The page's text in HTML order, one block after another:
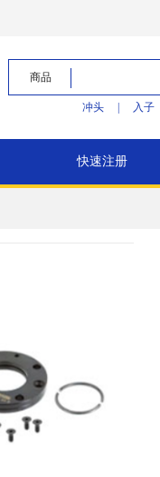
商品
冲头 入子
快速注册